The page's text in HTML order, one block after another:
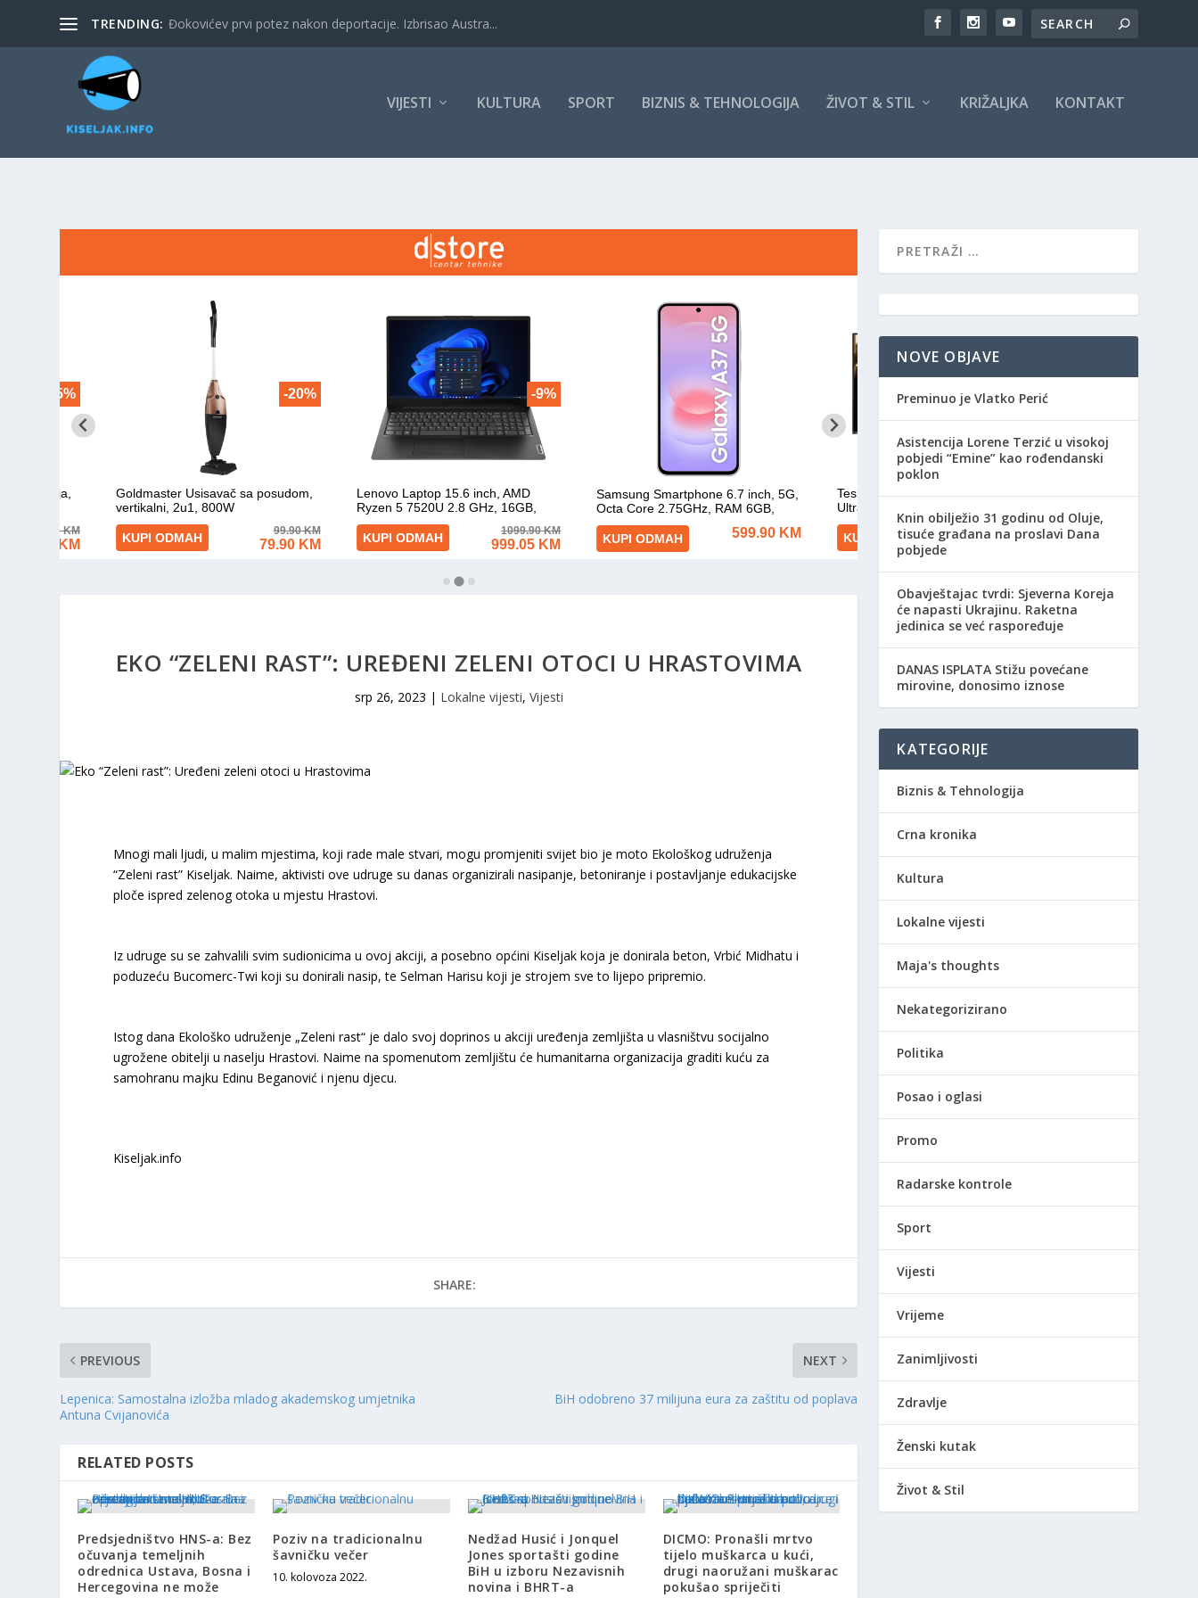
TRENDING: Đokovićev prvi potez nakon deportacije. Izbrisao Austra...
VIJESTI KULTURA SPORT BIZNIS & TEHNOLOGIJA ŽIVOT & STIL KRIŽALJKA KONTAKT
EKO “ZELENI RAST”: UREĐENI ZELENI OTOCI U HRASTOVIMA
srp 26, 2023 | Lokalne vijesti, Vijesti
Mnogi mali ljudi, u malim mjestima, koji rade male stvari, mogu promjeniti svijet bio je moto Ekološkog udruženja
“Zeleni rast” Kiseljak. Naime, aktivisti ove udruge su danas organizirali nasipanje, betoniranje i postavljanje edukacijske
ploče ispred zelenog otoka u mjestu Hrastovi.
Iz udruge su se zahvalili svim sudionicima u ovoj akciji, a posebno općini Kiseljak koja je donirala beton, Vrbić Midhatu i
poduzeću Bucomerc-Twi koji su donirali nasip, te Selman Harisu koji je strojem sve to lijepo pripremio.
Istog dana Ekološko udruženje „Zeleni rast“ je dalo svoj doprinos u akciji uređenja zemljišta u vlasništvu socijalno
ugrožene obitelji u naselju Hrastovi. Naime na spomenutom zemljištu će humanitarna organizacija graditi kuću za
samohranu majku Edinu Beganović i njenu djecu.
Kiseljak.info
SHARE:
PREVIOUS
Lepenica: Samostalna izložba mladog akademskog umjetnika
Antuna Cvijanovića
NEXT
BiH odobreno 37 milijuna eura za zaštitu od poplava
RELATED POSTS
Predsjedništvo HNS-a: Bez
očuvanja temeljnih
odrednica Ustava, Bosna i
Hercegovina ne može
Poziv na tradicionalnu
šavničku večer
10. kolovoza 2022.
Nedžad Husić i Jonquel
Jones sportašti godine
BiH u izboru Nezavisnih
novina i BHRT-a
DICMO: Pronašli mrtvo
tijelo muškarca u kući,
drugi naoružani muškarac
pokušao spriječiti
NOVE OBJAVE
Preminuo je Vlatko Perić
Asistencija Lorene Terzić u visokoj
pobjedi “Emine” kao rođendanski
poklon
Knin obilježio 31 godinu od Oluje,
tisuće građana na proslavi Dana
pobjede
Obavještajac tvrdi: Sjeverna Koreja
će napasti Ukrajinu. Raketna
jedinica se već raspoređuje
DANAS ISPLATA Stižu povećane
mirovine, donosimo iznose
KATEGORIJE
Biznis & Tehnologija
Crna kronika
Kultura
Lokalne vijesti
Maja's thoughts
Nekategorizirano
Politika
Posao i oglasi
Promo
Radarske kontrole
Sport
Vijesti
Vrijeme
Zanimljivosti
Zdravlje
Ženski kutak
Život & Stil